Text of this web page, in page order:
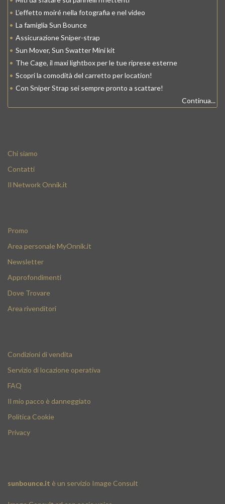
• L’effetto moiré nella fotografia e nel video
• La famiglia Sun Bounce
• Assicurazione Sniper-strap
• Sun Mover, Sun Swatter Mini kit
• The Cage, il maxi lightbox per le tue riprese esterne
• Scopri la comodità del carretto per location!
• Con Sniper Strap sei sempre pronto a scattare!
Continua...
Chi siamo
Contatti
Il Network Onnik.it
Promo
Area personale MyOnnik.it
Newsletter
Approfondimenti
Dove Trovare
Area rivenditori
Condizioni di vendita
Servizio di locazione operativa
FAQ
Il mio pacco è danneggiato
Politica Cookie
Privacy
sunbounce.it è un servizio Image Consult